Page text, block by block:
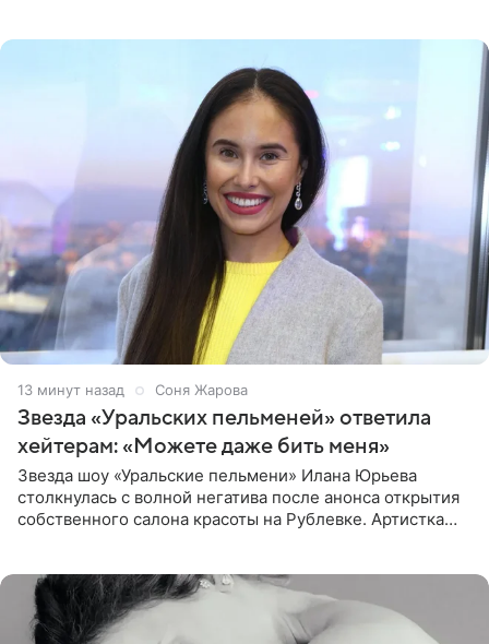
13 минут назад Соня Жарова
Звезда «Уральских пельменей» ответила
хейтерам: «Можете даже бить меня»
Звезда шоу «Уральские пельмени» Илана Юрьева
столкнулась с волной негатива после анонса открытия
собственного салона красоты на Рублевке. Артистка